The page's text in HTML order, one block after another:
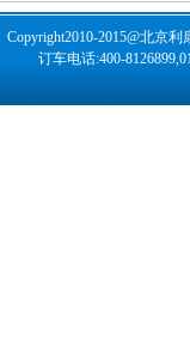
Copyright2010-2015@北京利
订车电话:400-